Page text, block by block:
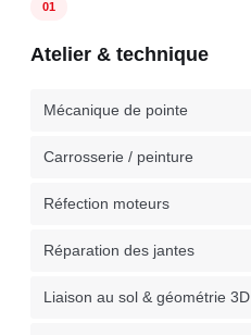
01
Atelier & technique
Mécanique de pointe
Carrosserie / peinture
Réfection moteurs
Réparation des jantes
Liaison au sol & géométrie 3D